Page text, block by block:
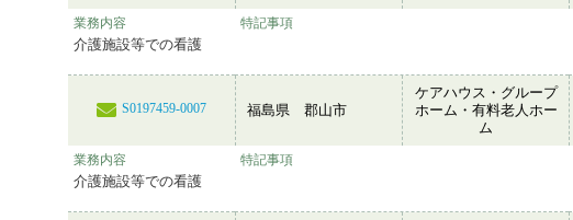
業務内容
介護施設等での看護
特記事項
S0197459-0007 福島県 郡山市
ケアハウス・グループ
ホーム・有料老人ホー
ム
業務内容
介護施設等での看護
特記事項